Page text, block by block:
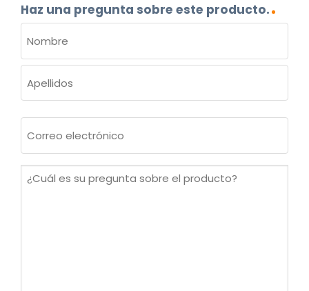
Haz una pregunta sobre este producto.
(OBLIGATORIO)
Nombre
electrónico
¿Cuál